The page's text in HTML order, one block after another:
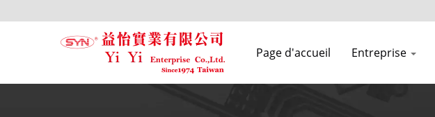
Page d'accueil Entreprise